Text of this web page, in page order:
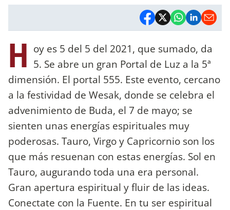
H oy es 5 del 5 del 2021, que sumado, da
5. Se abre un gran Portal de Luz a la 5ª
dimensión. El portal 555. Este evento, cercano
a la festividad de Wesak, donde se celebra el
advenimiento de Buda, el 7 de mayo; se
sienten unas energías espirituales muy
poderosas. Tauro, Virgo y Capricornio son los
que más resuenan con estas energías. Sol en
Tauro, augurando toda una era personal.
Gran apertura espiritual y fluir de las ideas.
Conectate con la Fuente. En tu ser espiritual